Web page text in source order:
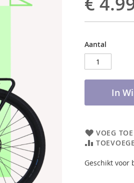
Aantal
In
VOEG
Geschikt voor